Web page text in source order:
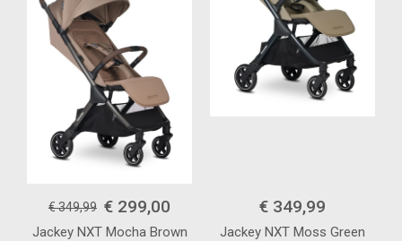
€ 349,99 € 299,00
Jackey NXT Mocha Brown
€ 349,99
Jackey NXT Moss Green